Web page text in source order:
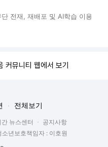
전재, 재배포 및 AI학습 이용
커뮤니티 웹에서 보기
전체보기
뉴스센터
공지사항
소년보호책임자 : 이호원